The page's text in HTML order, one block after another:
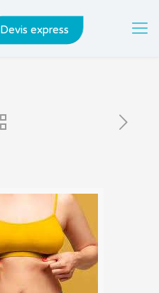
Devis express